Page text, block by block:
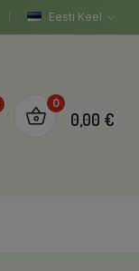
Eesti Keel
0
0,00 €